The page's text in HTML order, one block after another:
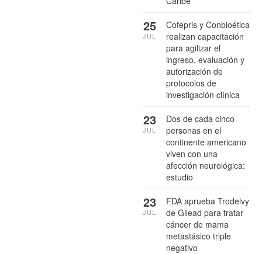
Cofepris y Conbioética
realizan capacitación
para agilizar el
ingreso, evaluación y
autorización de
protocolos de
investigación clínica
25
JUL
Dos de cada cinco
personas en el
continente americano
viven con una
afección neurológica:
estudio
23
JUL
FDA aprueba Trodelvy
de Gilead para tratar
cáncer de mama
metastásico triple
negativo
23
JUL